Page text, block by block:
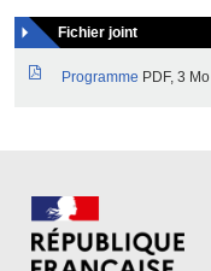
Fichier joint
Programme PDF, 3 Mo